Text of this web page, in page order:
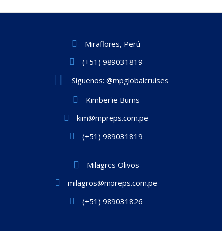
Miraflores, Perú
(+51) 989031819
Síguenos: @mpglobalcruises
Kimberlie Burns
kim@mpreps.com.pe
(+51) 989031819
Milagros Olivos
milagros@mpreps.com.pe
(+51) 989031826